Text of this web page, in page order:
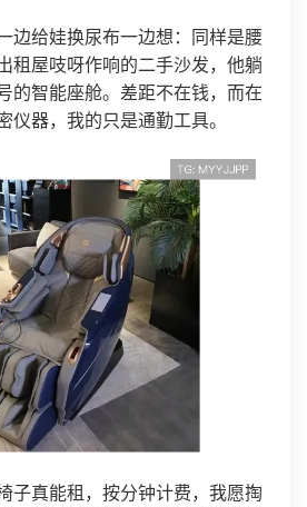
边给娃换尿布一边想：同样是腰
租屋吱呀作响的二手沙发，他躺
的智能座舱。差距不在钱，而在
器，我的只是通勤工具。
子真能租，按分钟计费，我愿掏